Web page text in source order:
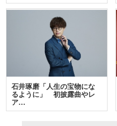
石井琢磨「人生の宝物にな
るように」 初披露曲やレ
ア…